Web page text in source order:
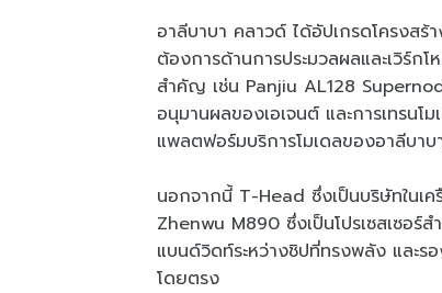
อาลีบาบา คลาวด์ ได้อัปเกรดโครงส
ต้องการด้านการประมวลผลและเวิร์
สำคัญ เช่น Panjiu AL128
อนุมานผลของเอเจนต์ และการเทรน
แพลตฟอร์มบริการโมเดลของอาลีบา
นอกจากนี้ T-Head ซึ่งเป็นบริษัทในเ
Zhenwu M890 ซึ่งเป็นโปรเซสเซอร์
แบนด์วิดท์ระหว่างชิปที่ทรงพลัง และ
โดยตรง